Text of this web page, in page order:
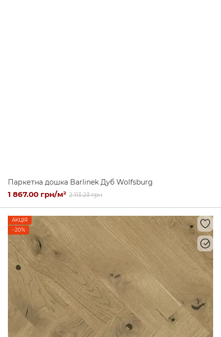
Паркетна дошка Barlinek Дуб Wolfsburg
1 867.00 грн/м² 2 113.23 грн
АКЦІЯ
−20%